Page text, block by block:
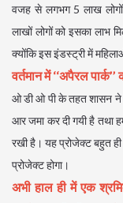
वजह से लगभग 5 लाख लोगों
लाखों लोगों को इसका लाभ
क्योंकि इस इंडस्ट्री में
वर्तमान में ‘‘अपैरल
ओ डी ओ पी के तहत शासन ने
आर जमा कर दी गयी है तथा
रखी है। यह प्रोजेक्ट बहुत
प्रोजेक्ट होगा।
अभी हाल ही में एक